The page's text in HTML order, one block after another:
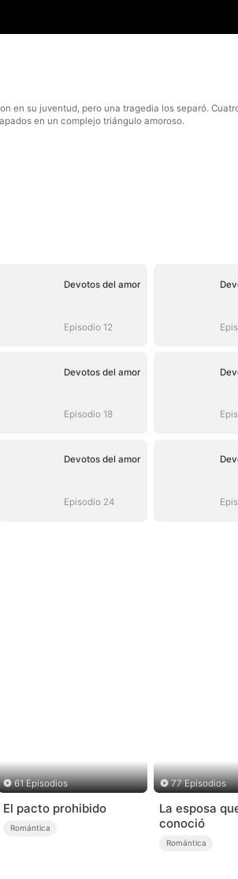
en su juventud, pero una tragedia los separó.
en un complejo triángulo amoroso.
Devotos del amor
Episodio 12
Devotos del amor
Episodio 18
Devotos del amor
Episodio 24
61 Episodios
El pacto prohibido
Romántica
77 Episodios
La esposa
conoció
Romántica